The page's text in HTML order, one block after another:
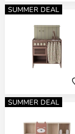
SUMMER DEAL
SUMMER DEAL